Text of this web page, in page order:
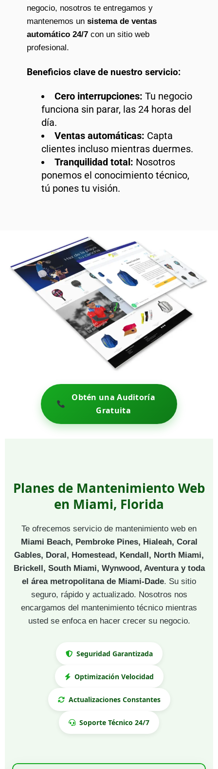
negocio, nosotros te entregamos y
mantenemos un sistema de ventas
automático 24/7 con un sitio web
profesional.
Beneficios clave de nuestro servicio:
Cero interrupciones: Tu negocio
funciona sin parar, las 24 horas del
día.
Ventas automáticas: Capta
clientes incluso mientras duermes.
Tranquilidad total: Nosotros
ponemos el conocimiento técnico,
tú pones tu visión.
Obtén una Auditoría
Gratuita
Planes de Mantenimiento Web
en Miami, Florida
Te ofrecemos servicio de mantenimiento web en
Miami Beach, Pembroke Pines, Hialeah, Coral
Gables, Doral, Homestead, Kendall, North Miami,
Brickell, South Miami, Wynwood, Aventura y toda
el área metropolitana de Miami-Dade. Su sitio
seguro, rápido y actualizado. Nosotros nos
encargamos del mantenimiento técnico mientras
usted se enfoca en hacer crecer su negocio.
Seguridad Garantizada
Optimización Velocidad
Actualizaciones Constantes
Soporte Técnico 24/7